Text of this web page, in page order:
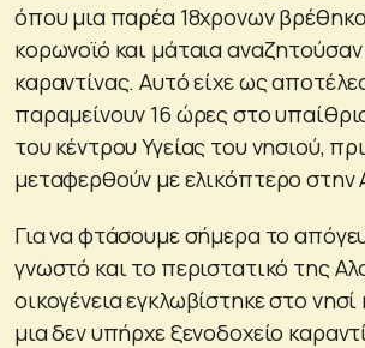
όπου μια παρέα 18χρονων
κορωνοϊό και μάταια
καραντίνας. Αυτό είχε ως
παραμείνουν 16 ώρες στο
του κέντρου Υγείας του νησιού,
μεταφερθούν με ελικόπτερο στην
Για να φτάσουμε σήμερα το
γνωστό και το περιστατικό της
οικογένεια εγκλωβίστηκε στο
μια δεν υπήρχε ξενοδοχείο